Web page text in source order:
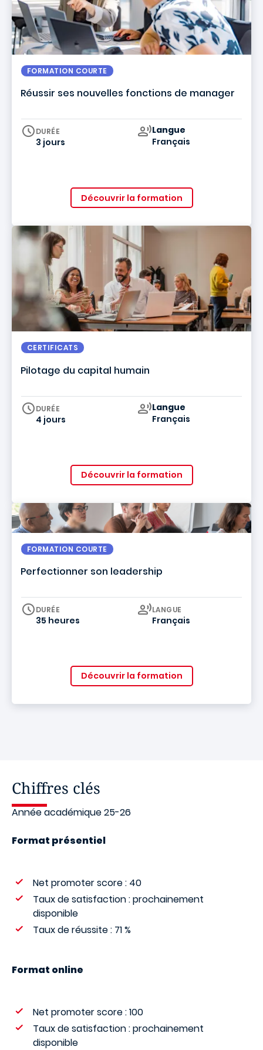
FORMATION COURTE
Réussir ses nouvelles fonctions de manager
DURÉE
3 jours
Curriculum
Langue
Français
Découvrir la formation
CERTIFICATS
Pilotage du capital humain
DURÉE
4 jours
Curriculum
Langue
Français
Découvrir la formation
FORMATION COURTE
Perfectionner son leadership
DURÉE
35 heures
Curriculum
LANGUE
Français
Découvrir la formation
Chiffres clés
Année académique 25-26
Format présentiel
Net promoter score : 40
Taux de satisfaction : prochainement
disponible
Taux de réussite : 71 %
Format online
Net promoter score : 100
Taux de satisfaction : prochainement
disponible